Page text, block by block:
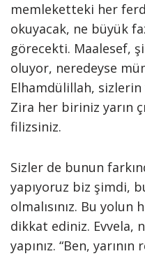
memleketteki her
okuyacak, ne büyük
görecekti. Maalesef,
oluyor, neredeyse
Elhamdülillah,
Zira her biriniz yarın
filizsiniz.
Sizler de bunun
yapıyoruz biz şimdi,
olmalısınız. Bu yolun
dikkat ediniz. Evvela,
yapınız. “Ben,